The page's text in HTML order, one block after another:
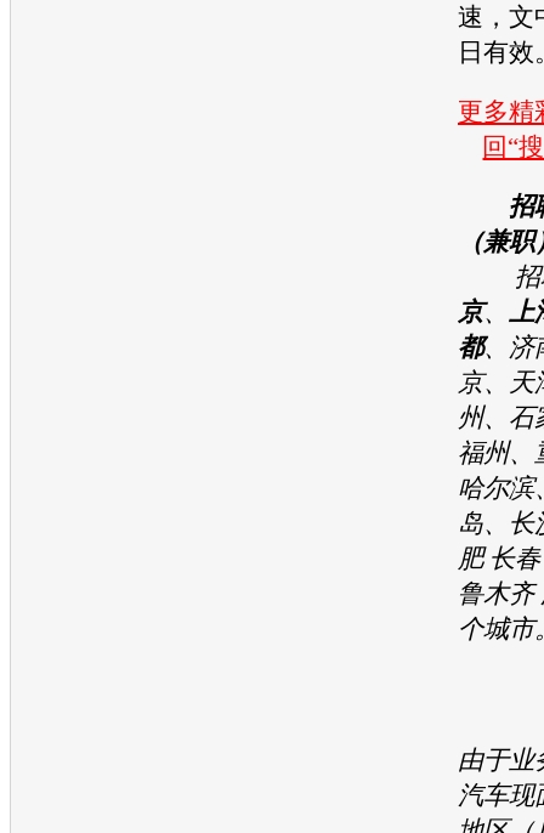
速，文
日有效
更多
回“
招
（兼职
招
京、 上
都、济
京、天
州、石
福州、
哈尔滨
岛、长
肥 长
鲁木齐
个城市
由于业
汽车现